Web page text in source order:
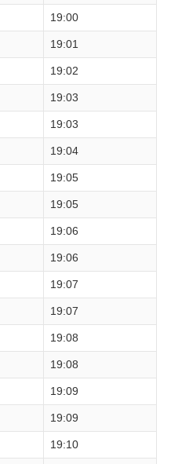
19:00
19:01
19:02
19:03
19:03
19:04
19:05
19:05
19:06
19:06
19:07
19:07
19:08
19:08
19:09
19:09
19:10